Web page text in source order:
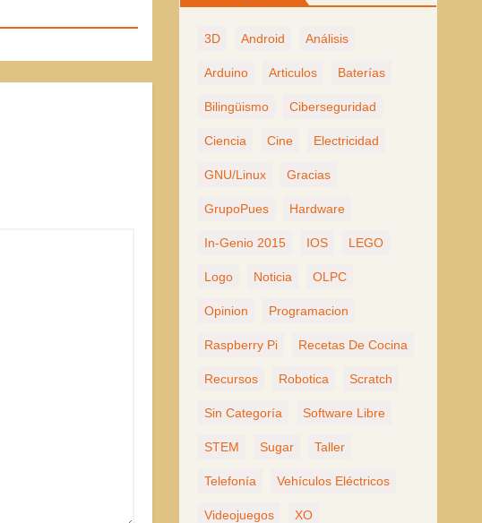
3D Android Análisis
Arduino Articulos Baterías
Bilingüismo Ciberseguridad
Ciencia Cine Electricidad
GNU/Linux Gracias
GrupoPues Hardware
In-Genio 2015 IOS LEGO
Logo Noticia OLPC
Opinion Programacion
Raspberry Pi Recetas De Cocina
Recursos Robotica Scratch
Sin Categoría Software Libre
STEM Sugar Taller
Telefonía Vehículos Eléctricos
Videojuegos XO